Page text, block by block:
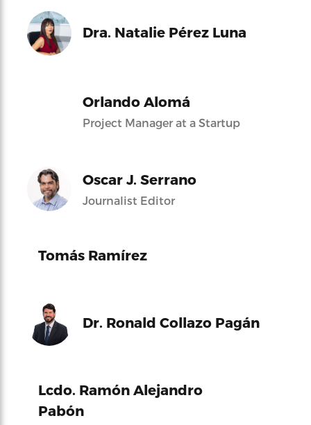
Dra. Natalie Pérez Luna
Orlando Alomá
Project Manager at a Startup
Oscar J. Serrano
Journalist Editor
Tomás Ramírez
Dr. Ronald Collazo Pagán
Lcdo. Ramón Alejandro
Pabón